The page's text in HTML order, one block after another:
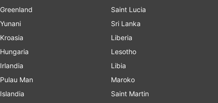
Greenland
Yunani
Kroasia
Hungaria
Irlandia
Pulau Man
Islandia
Saint Lucia
Sri Lanka
Liberia
Lesotho
Libia
Maroko
Saint Martin